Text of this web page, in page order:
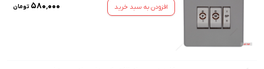
افزودن به سبد خرید ۵۸۰٬۰۰۰ تومان